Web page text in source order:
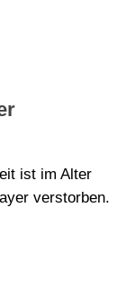
ist im Alter
verstorben.